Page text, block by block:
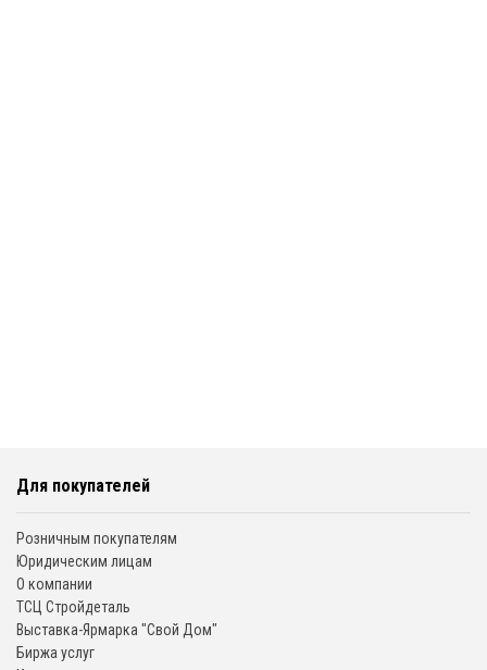
Для покупателей
Розничным покупателям
Юридическим лицам
О компании
ТСЦ Стройдеталь
Выставка-Ярмарка "Свой Дом"
Биржа услуг